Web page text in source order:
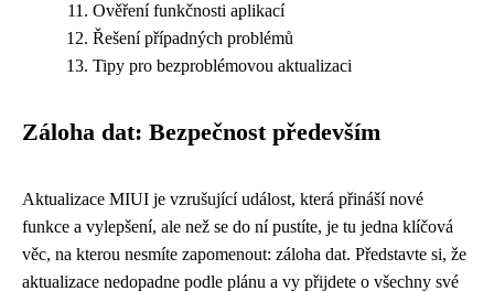
Ověření funkčnosti aplikací
Řešení případných problémů
Tipy pro bezproblémovou aktualizaci
Záloha dat: Bezpečnost především
Aktualizace MIUI je vzrušující událost, která přináší nové
funkce a vylepšení, ale než se do ní pustíte, je tu jedna klíčová
věc, na kterou nesmíte zapomenout: záloha dat. Představte si, že
aktualizace nedopadne podle plánu a vy přijdete o všechny své